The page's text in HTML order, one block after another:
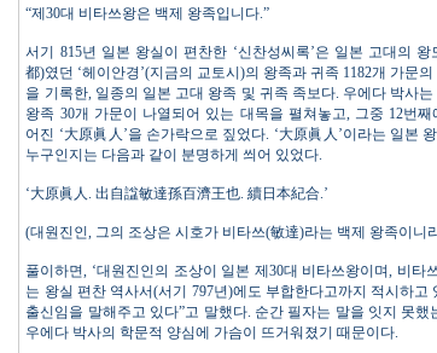
“제30대 비타쓰왕은 백제 왕족입니다.”
서기 815년 일본 왕실이 편찬한 ‘신찬성씨록’은 일본 고대의 왕
都)였던 ‘헤이안경’(지금의 교토시)의 왕족과 귀족 1182개 가문의
을 기록한, 일종의 일본 고대 왕족 및 귀족 족보다. 우에다 박사는
왕족 30개 가문이 나열되어 있는 대목을 펼쳐놓고, 그중 12번째
어진 ‘大原眞人’을 손가락으로 짚었다. ‘大原眞人’이라는 일본 왕
누구인지는 다음과 같이 분명하게 씌어 있었다.
‘大原眞人. 出自諡敏達孫百濟王也. 續日本紀合.’
(대원진인, 그의 조상은 시호가 비타쓰(敏達)라는 백제 왕족이니
풀이하면, ‘대원진인의 조상이 일본 제30대 비타쓰왕이며, 비타
는 왕실 편찬 역사서(서기 797년)에도 부합한다고까지 적시하
출신임을 말해주고 있다”고 말했다. 순간 필자는 말을 잇지 못
우에다 박사의 학문적 양심에 가슴이 뜨거워졌기 때문이다.